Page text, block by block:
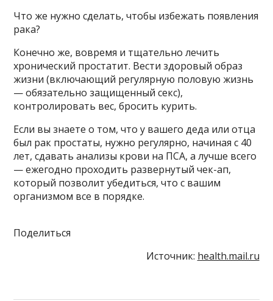
Что же нужно сделать, чтобы избежать появления
рака?
Конечно же, вовремя и тщательно лечить
хронический простатит. Вести здоровый образ
жизни (включающий регулярную половую жизнь
— обязательно защищенный секс),
контролировать вес, бросить курить.
Если вы знаете о том, что у вашего деда или отца
был рак простаты, нужно регулярно, начиная с 40
лет, сдавать анализы крови на ПСА, а лучше всего
— ежегодно проходить развернутый чек-ап,
который позволит убедиться, что с вашим
организмом все в порядке.
Поделиться
Источник: health.mail.ru